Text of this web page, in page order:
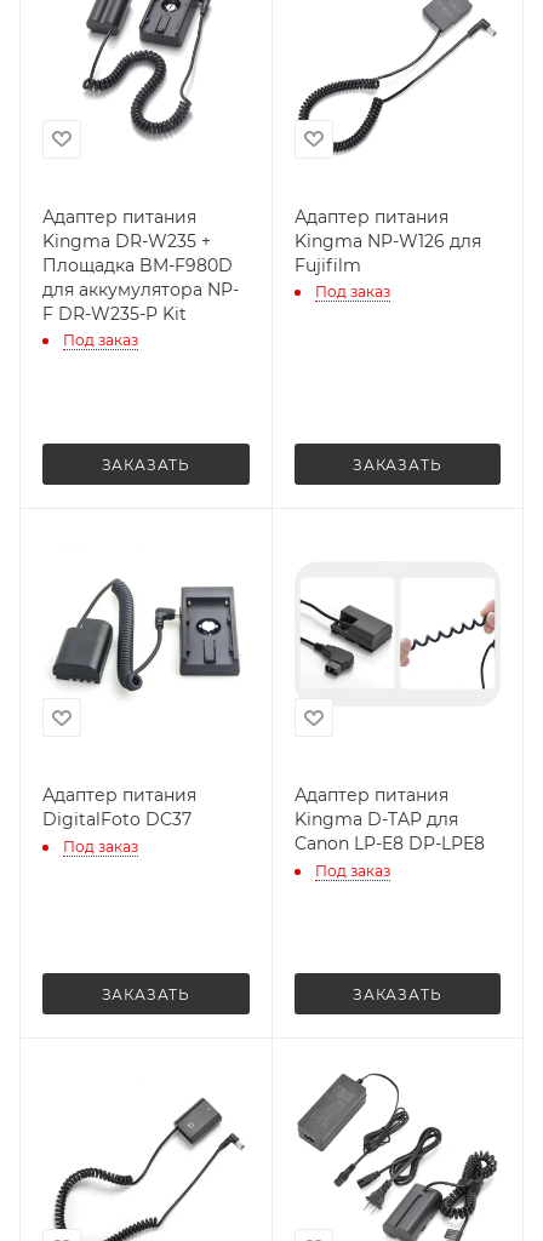
Адаптер питания
Kingma DR-W235 +
Площадка BM-F980D
для аккумулятора NP-
F DR-W235-P Kit
Под заказ
ЗАКАЗАТЬ
Адаптер питания
Kingma NP-W126 для
Fujifilm
Под заказ
ЗАКАЗАТЬ
Адаптер питания
DigitalFoto DC37
Под заказ
ЗАКАЗАТЬ
Адаптер питания
Kingma D-TAP для
Canon LP-E8 DP-LPE8
Под заказ
ЗАКАЗАТЬ